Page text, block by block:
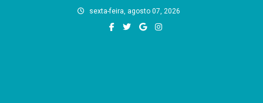
sexta-feira, agosto 07, 2026